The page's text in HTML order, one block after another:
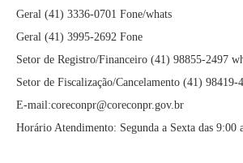
Geral (41) 3336-0701 Fone/whats
Geral (41) 3995-2692 Fone
Setor de Registro/Financeiro (41) 98855-2497
Setor de Fiscalização/Cancelamento (41) 98419-
E-mail:coreconpr@coreconpr.gov.br
Horário Atendimento: Segunda a Sexta das 9:00